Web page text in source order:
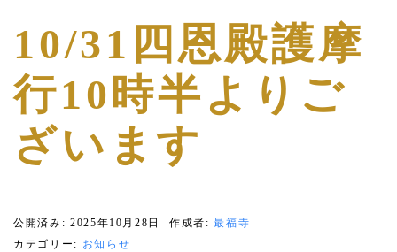
10/31四恩殿護摩
行10時半よりご
ざいます
公開済み: 2025年10月28日 作成者:最福寺
カテゴリー: お知らせ